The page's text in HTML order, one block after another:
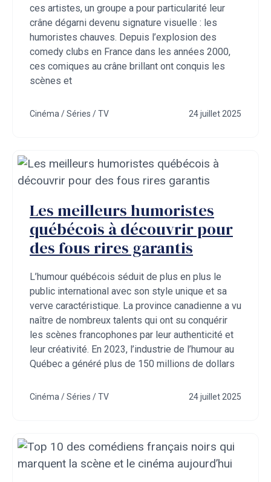
ces artistes, un groupe a pour particularité leur
crâne dégarni devenu signature visuelle : les
humoristes chauves. Depuis l’explosion des
comedy clubs en France dans les années 2000,
ces comiques au crâne brillant ont conquis les
scènes et
Cinéma / Séries / TV 24 juillet 2025
Les meilleurs humoristes
québécois à découvrir pour
des fous rires garantis
L’humour québécois séduit de plus en plus le
public international avec son style unique et sa
verve caractéristique. La province canadienne a vu
naître de nombreux talents qui ont su conquérir
les scènes francophones par leur authenticité et
leur créativité. En 2023, l’industrie de l’humour au
Québec a généré plus de 150 millions de dollars
Cinéma / Séries / TV 24 juillet 2025